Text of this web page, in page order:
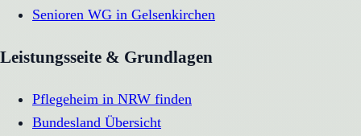
Senioren WG in Gelsenkirchen
Leistungsseite & Grundlagen
Pflegeheim in NRW finden
Bundesland Übersicht